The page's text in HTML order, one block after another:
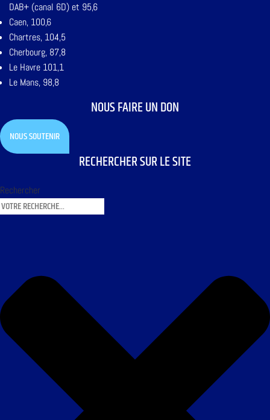
DAB+ (canal 6D) et 95,6
Caen, 100,6
Chartres, 104,5
Cherbourg, 87,8
Le Havre 101,1
Le Mans, 98,8
NOUS FAIRE UN DON
NOUS SOUTENIR
RECHERCHER SUR LE SITE
Rechercher